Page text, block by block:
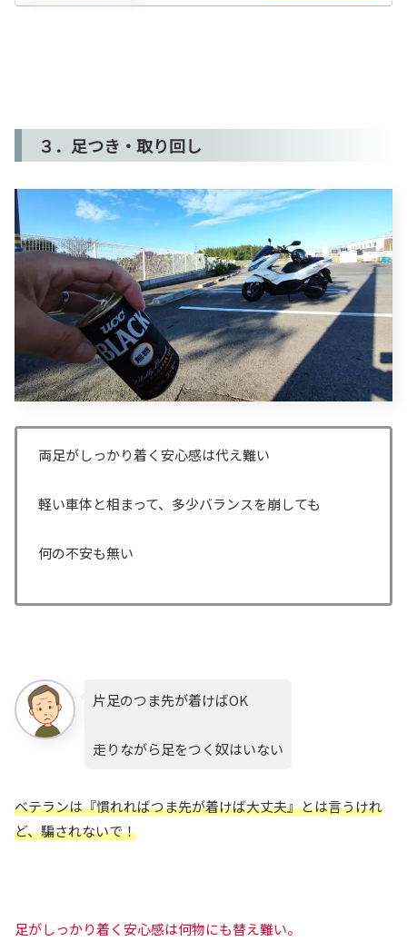
３．足つき・取り回し
両足がしっかり着く安心感は代え難い
軽い車体と相まって、多少バランスを崩しても
何の不安も無い
片足のつま先が着けばOK
走りながら足をつく奴はいない
ベテランは『慣れればつま先が着けば大丈夫』とは言うけれ
ど、騙されないで！
足がしっかり着く安心感は何物にも替え難い。